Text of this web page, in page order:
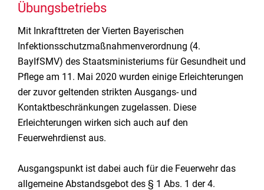
Übungsbetriebs
Mit Inkrafttreten der Vierten Bayerischen
Infektionsschutzmaßnahmenverordnung (4.
BayIfSMV) des Staatsministeriums für Gesundheit und
Pflege am 11. Mai 2020 wurden einige Erleichterungen
der zuvor geltenden strikten Ausgangs- und
Kontaktbeschränkungen zugelassen. Diese
Erleichterungen wirken sich auch auf den
Feuerwehrdienst aus.
Ausgangspunkt ist dabei auch für die Feuerwehr das
allgemeine Abstandsgebot des § 1 Abs. 1 der 4.